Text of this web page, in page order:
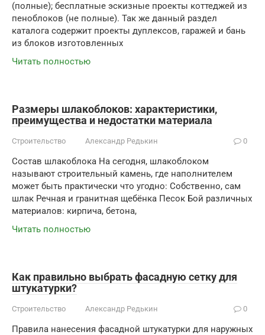
(полные); бесплатные эскизные проекты коттеджей из
пеноблоков (не полные). Так же данный раздел
каталога содержит проекты дуплексов, гаражей и бань
из блоков изготовленных
Читать полностью
Размеры шлакоблоков: характеристики,
преимущества и недостатки материала
Строительство Александр Редькин 0
Состав шлакоблока На сегодня, шлакоблоком
называют строительный камень, где наполнителем
может быть практически что угодно: Собственно, сам
шлак Речная и гранитная щебёнка Песок Бой различных
материалов: кирпича, бетона,
Читать полностью
Как правильно выбрать фасадную сетку для
штукатурки?
Строительство Александр Редькин 0
Правила нанесения фасадной штукатурки для наружных